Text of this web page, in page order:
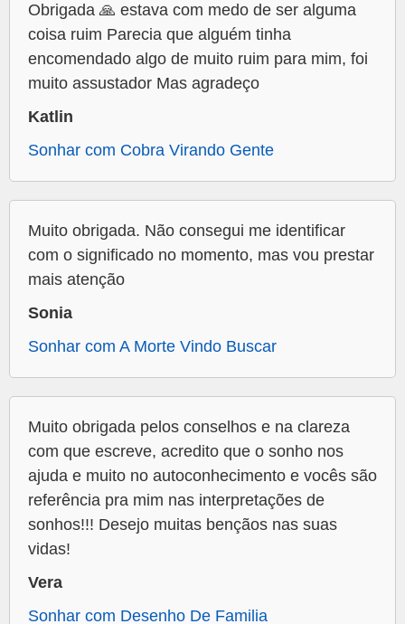
Obrigada 🙏 estava com medo de ser alguma
coisa ruim Parecia que alguém tinha
encomendado algo de muito ruim para mim, foi
muito assustador Mas agradeço
Katlin
Sonhar com Cobra Virando Gente
Muito obrigada. Não consegui me identificar
com o significado no momento, mas vou prestar
mais atenção
Sonia
Sonhar com A Morte Vindo Buscar
Muito obrigada pelos conselhos e na clareza
com que escreve, acredito que o sonho nos
ajuda e muito no autoconhecimento e vocês são
referência pra mim nas interpretações de
sonhos!!! Desejo muitas bençãos nas suas
vidas!
Vera
Sonhar com Desenho De Familia